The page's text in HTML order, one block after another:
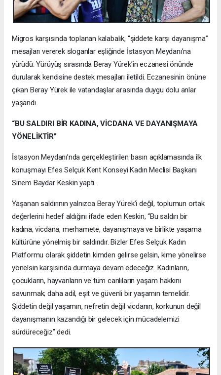
Migros karşısında toplanan kalabalık, “şiddete karşı dayanışma”
mesajları vererek sloganlar eşliğinde İstasyon Meydanı’na
yürüdü. Yürüyüş sırasında Beray Yürek’in eczanesi önünde
durularak kendisine destek mesajları iletildi. Eczanesinin önüne
çıkan Beray Yürek ile vatandaşlar arasında duygu dolu anlar
yaşandı.
“BU SALDIRI BİR KADINA, VİCDANA VE DAYANIŞMAYA
YÖNELİKTİR”
İstasyon Meydanı’nda gerçekleştirilen basın açıklamasında ilk
konuşmayı Efes Selçuk Kent Konseyi Kadın Meclisi Başkanı
Sinem Baydar Keskin yaptı.
Yaşanan saldırının yalnızca Beray Yürek’i değil, toplumun ortak
değerlerini hedef aldığını ifade eden Keskin, “Bu saldırı bir
kadına, vicdana, merhamete, dayanışmaya ve birlikte yaşama
kültürüne yönelmiş bir saldırıdır. Bizler Efes Selçuk Kadın
Platformu olarak şiddetin kimden gelirse gelsin, kime yönelirse
yönelsin karşısında durmaya devam edeceğiz. Kadınların,
çocukların, hayvanların ve tüm canlıların yaşam hakkını
savunmak; daha adil, eşit ve güvenli bir yaşamın temelidir.
Şiddetin değil yaşamın, nefretin değil vicdanın, korkunun değil
dayanışmanın kazandığı bir gelecek için mücadelemizi
sürdüreceğiz” dedi.